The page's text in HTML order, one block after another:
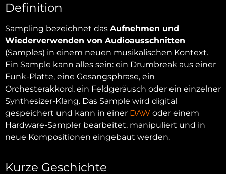
Definition
Sampling bezeichnet das Aufnehmen und
Wiederverwenden von Audioausschnitten
(Samples) in einem neuen musikalischen Kontext.
Ein Sample kann alles sein: ein Drumbreak aus einer
Funk-Platte, eine Gesangsphrase, ein
Orchesterakkord, ein Feldgeräusch oder ein einzelner
Synthesizer-Klang. Das Sample wird digital
gespeichert und kann in einer DAW oder einem
Hardware-Sampler bearbeitet, manipuliert und in
neue Kompositionen eingebaut werden.
Kurze Geschichte